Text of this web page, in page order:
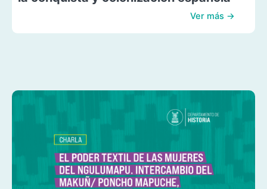
Ver más →